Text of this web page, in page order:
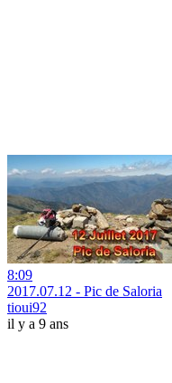
8:09
2017.07.12 - Pic de Saloria
tioui92
il y a 9 ans